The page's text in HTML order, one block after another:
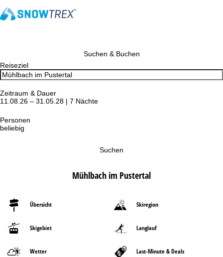
Suchen & Buchen
Reiseziel
Zeitraum & Dauer
11.08.26 – 31.05.28 | 7 Nächte
Personen
beliebig
Suchen
Mühlbach im Pustertal
Übersicht Skiregion
Skigebiet Langlauf
Wetter Last-Minute & Deals